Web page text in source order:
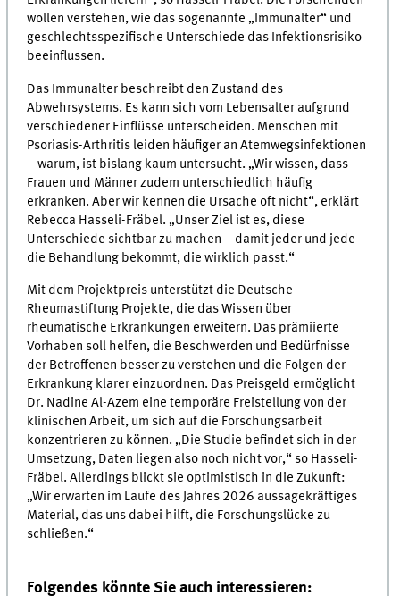
wollen verstehen, wie das sogenannte „Immunalter“ und
geschlechtsspezifische Unterschiede das Infektionsrisiko
beeinflussen.
Das Immunalter beschreibt den Zustand des
Abwehrsystems. Es kann sich vom Lebensalter aufgrund
verschiedener Einflüsse unterscheiden. Menschen mit
Psoriasis-Arthritis leiden häufiger an Atemwegsinfektionen
– warum, ist bislang kaum untersucht. „Wir wissen, dass
Frauen und Männer zudem unterschiedlich häufig
erkranken. Aber wir kennen die Ursache oft nicht“, erklärt
Rebecca Hasseli-Fräbel. „Unser Ziel ist es, diese
Unterschiede sichtbar zu machen – damit jeder und jede
die Behandlung bekommt, die wirklich passt.“
Mit dem Projektpreis unterstützt die Deutsche
Rheumastiftung Projekte, die das Wissen über
rheumatische Erkrankungen erweitern. Das prämiierte
Vorhaben soll helfen, die Beschwerden und Bedürfnisse
der Betroffenen besser zu verstehen und die Folgen der
Erkrankung klarer einzuordnen. Das Preisgeld ermöglicht
Dr. Nadine Al-Azem eine temporäre Freistellung von der
klinischen Arbeit, um sich auf die Forschungsarbeit
konzentrieren zu können. „Die Studie befindet sich in der
Umsetzung, Daten liegen also noch nicht vor,“ so Hasseli-
Fräbel. Allerdings blickt sie optimistisch in die Zukunft:
„Wir erwarten im Laufe des Jahres 2026 aussagekräftiges
Material, das uns dabei hilft, die Forschungslücke zu
schließen.“
Folgendes könnte Sie auch interessieren: